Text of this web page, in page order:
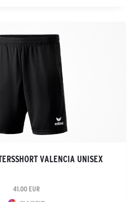
VALENCIA UNISEX
41.00 EUR